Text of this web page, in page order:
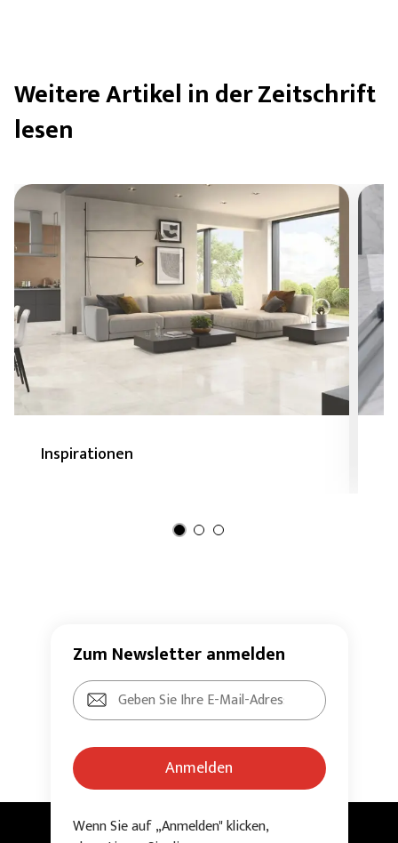
Weitere Artikel in der Zeitschrift
lesen
Inspirationen
Zum Newsletter anmelden
Anmelden
Wenn Sie auf „Anmelden" klicken,